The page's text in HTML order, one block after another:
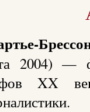
2004) —
XX